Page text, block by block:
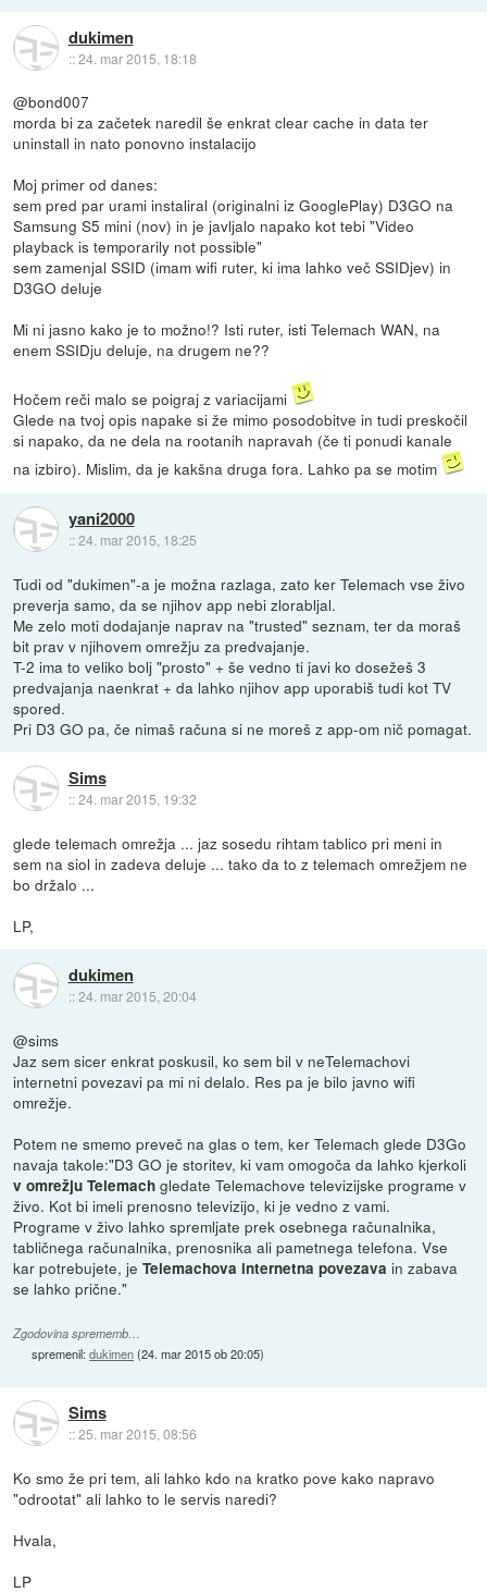
dukimen
::24. mar 2015, 18:18
@bond007
morda bi za začetek naredil še enkrat clear cache in data ter
uninstall in nato ponovno instalacijo
Moj primer od danes:
sem pred par urami instaliral (originalni iz GooglePlay) D3GO na
Samsung S5 mini (nov) in je javljalo napako kot tebi "Video
playback is temporarily not possible"
sem zamenjal SSID (imam wifi ruter, ki ima lahko več SSIDjev) in
D3GO deluje
Mi ni jasno kako je to možno!? Isti ruter, isti Telemach WAN, na
enem SSIDju deluje, na drugem ne??
Hočem reči malo se poigraj z variacijami
Glede na tvoj opis napake si že mimo posodobitve in tudi preskočil
si napako, da ne dela na rootanih napravah (če ti ponudi kanale
na izbiro). Mislim, da je kakšna druga fora. Lahko pa se motim
yani2000
::24. mar 2015, 18:25
Tudi od "dukimen"-a je možna razlaga, zato ker Telemach vse živo
preverja samo, da se njihov app nebi zlorabljal.
Me zelo moti dodajanje naprav na "trusted" seznam, ter da moraš
bit prav v njihovem omrežju za predvajanje.
T-2 ima to veliko bolj "prosto" + še vedno ti javi ko dosežeš 3
predvajanja naenkrat + da lahko njihov app uporabiš tudi kot TV
spored.
Pri D3 GO pa, če nimaš računa si ne moreš z app-om nič pomagat.
Sims
::24. mar 2015, 19:32
glede telemach omrežja ... jaz sosedu rihtam tablico pri meni in
sem na siol in zadeva deluje ... tako da to z telemach omrežjem ne
bo držalo ...
LP,
dukimen
::24. mar 2015, 20:04
@sims
Jaz sem sicer enkrat poskusil, ko sem bil v neTelemachovi
internetni povezavi pa mi ni delalo. Res pa je bilo javno wifi
omrežje.
Potem ne smemo preveč na glas o tem, ker Telemach glede D3Go
navaja takole:"D3 GO je storitev, ki vam omogoča da lahko kjerkoli
v omrežju Telemach gledate Telemachove televizijske programe v
živo. Kot bi imeli prenosno televizijo, ki je vedno z vami.
Programe v živo lahko spremljate prek osebnega računalnika,
tabličnega računalnika, prenosnika ali pametnega telefona. Vse
kar potrebujete, jeTelemachova internetna povezava in zabava
se lahko prične."
Zgodovina sprememb…
spremenil:dukimen(24. mar 2015 ob 20:05)
Sims
::25. mar 2015, 08:56
Ko smo že pri tem, ali lahko kdo na kratko pove kako napravo
"odrootat" ali lahko to le servis naredi?
Hvala,
LP